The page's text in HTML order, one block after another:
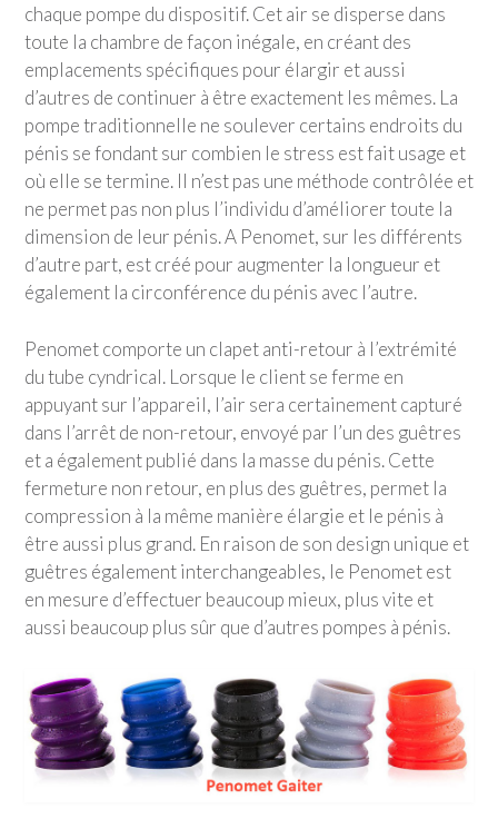
chaque pompe du dispositif. Cet air se disperse dans
toute la chambre de façon inégale, en créant des
emplacements spécifiques pour élargir et aussi
d’autres de continuer à être exactement les mêmes. La
pompe traditionnelle ne soulever certains endroits du
pénis se fondant sur combien le stress est fait usage et
où elle se termine. Il n’est pas une méthode contrôlée et
ne permet pas non plus l’individu d’améliorer toute la
dimension de leur pénis. A Penomet, sur les différents
d’autre part, est créé pour augmenter la longueur et
également la circonférence du pénis avec l’autre.
Penomet comporte un clapet anti-retour à l’extrémité
du tube cyndrical. Lorsque le client se ferme en
appuyant sur l’appareil, l’air sera certainement capturé
dans l’arrêt de non-retour, envoyé par l’un des guêtres
et a également publié dans la masse du pénis. Cette
fermeture non retour, en plus des guêtres, permet la
compression à la même manière élargie et le pénis à
être aussi plus grand. En raison de son design unique et
guêtres également interchangeables, le Penomet est
en mesure d’effectuer beaucoup mieux, plus vite et
aussi beaucoup plus sûr que d’autres pompes à pénis.